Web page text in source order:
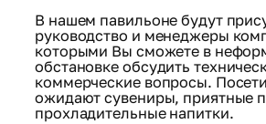
В нашем павильоне будут
руководство и менеджеры
которыми Вы сможете в
обстановке обсудить
коммерческие вопросы.
ожидают сувениры, приятные
прохладительные напитки.